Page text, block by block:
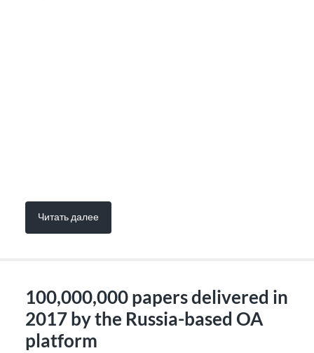
Читать далее
100,000,000 papers delivered in
2017 by the Russia-based OA
platform